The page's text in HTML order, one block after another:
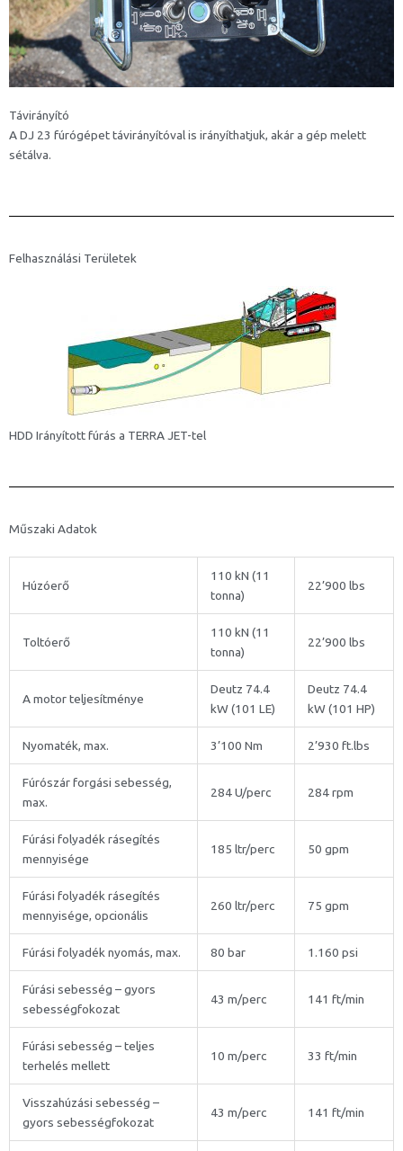
Távirányító
A DJ 23 fúrógépet távirányítóval is irányíthatjuk, akár a gép melett
sétálva.
Felhasználási Területek
HDD Irányított fúrás a TERRA JET-tel
Műszaki Adatok
Húzóerő
110 kN (11
tonna)
22’900 lbs
Toltóerő
110 kN (11
tonna)
22’900 lbs
A motor teljesítménye
Deutz 74.4
kW (101 LE)
Deutz 74.4
kW (101 HP)
Nyomaték, max. 3’100 Nm 2’930 ft.lbs
Fúrószár forgási sebesség,
max.
284 U/perc 284 rpm
Fúrási folyadék rásegítés
mennyisége
185 ltr/perc 50 gpm
Fúrási folyadék rásegítés
mennyisége, opcionális
260 ltr/perc 75 gpm
Fúrási folyadék nyomás, max. 80 bar 1.160 psi
Fúrási sebesség – gyors
sebességfokozat
43 m/perc 141 ft/min
Fúrási sebesség – teljes
terhelés mellett
10 m/perc 33 ft/min
Visszahúzási sebesség –
gyors sebességfokozat
43 m/perc 141 ft/min